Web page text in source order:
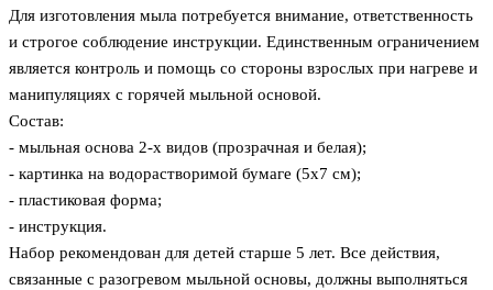
Для изготовления мыла потребуется внимание, ответственность
и строгое соблюдение инструкции. Единственным ограничением
является контроль и помощь со стороны взрослых при нагреве и
манипуляциях с горячей мыльной основой.
Состав:
- мыльная основа 2-х видов (прозрачная и белая);
- картинка на водорастворимой бумаге (5х7 см);
- пластиковая форма;
- инструкция.
Набор рекомендован для детей старше 5 лет. Все действия,
связанные с разогревом мыльной основы, должны выполняться